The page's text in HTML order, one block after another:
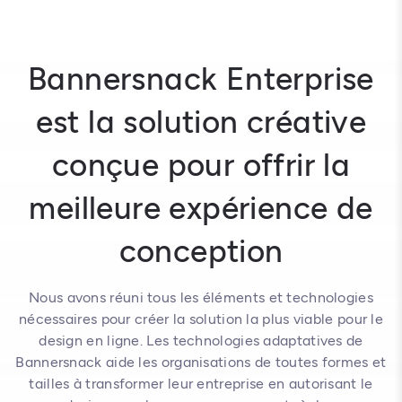
Bannersnack Enterprise
est la solution créative
conçue pour offrir la
meilleure expérience de
conception
Nous avons réuni tous les éléments et technologies
nécessaires pour créer la solution la plus viable pour le
design en ligne. Les technologies adaptatives de
Bannersnack aide les organisations de toutes formes et
tailles à transformer leur entreprise en autorisant le